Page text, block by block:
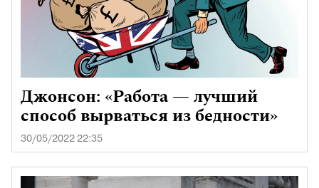
Джонсон: «Работа — лучший
способ вырваться из бедности»
30/05/2022 22:35